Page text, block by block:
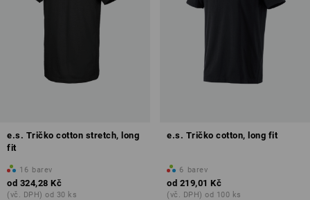
e.s. Tričko cotton stretch, long
fit
16 barev
od 324,28 Kč
(vč. DPH) od 30 ks
e.s. Tričko cotton, long fit
6 barev
od 219,01 Kč
(vč. DPH) od 100 ks